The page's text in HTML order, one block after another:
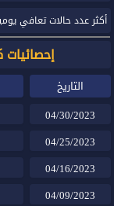
أكثر عدد حالات تعافي يومية 51 بتاريخ 01/30/
إحصائيات
التاريخ
04/30/2023
04/25/2023
04/16/2023
04/09/2023